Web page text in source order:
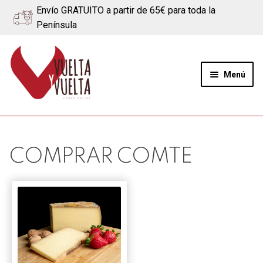
Envío GRATUITO a partir de 65€ para toda la
Península
Ir
a
navegación
Ir
al
contenido
Menú
Quiénes somos
Ternera
Cerdo
Blog
COMPRAR COMTE